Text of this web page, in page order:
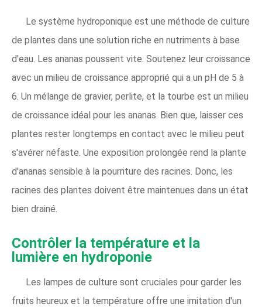
Le système hydroponique est une méthode de culture
de plantes dans une solution riche en nutriments à base
d'eau. Les ananas poussent vite. Soutenez leur croissance
avec un milieu de croissance approprié qui a un pH de 5 à
6. Un mélange de gravier, perlite, et la tourbe est un milieu
de croissance idéal pour les ananas. Bien que, laisser ces
plantes rester longtemps en contact avec le milieu peut
s'avérer néfaste. Une exposition prolongée rend la plante
d'ananas sensible à la pourriture des racines. Donc, les
racines des plantes doivent être maintenues dans un état
bien drainé.
Contrôler la température et la
lumière en hydroponie
Les lampes de culture sont cruciales pour garder les
fruits heureux et la température offre une imitation d'un